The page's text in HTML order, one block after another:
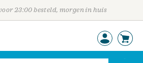
23:00 besteld, morgen in huis